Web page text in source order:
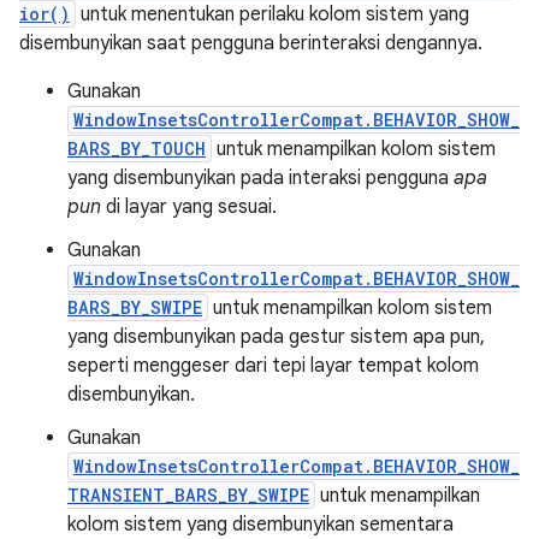
ior() untuk menentukan perilaku kolom sistem yang
disembunyikan saat pengguna berinteraksi dengannya.
Gunakan
WindowInsetsControllerCompat.BEHAVIOR_SHOW_
BARS_BY_TOUCH untuk menampilkan kolom sistem
yang disembunyikan pada interaksi pengguna apa
pun di layar yang sesuai.
Gunakan
WindowInsetsControllerCompat.BEHAVIOR_SHOW_
BARS_BY_SWIPE untuk menampilkan kolom sistem
yang disembunyikan pada gestur sistem apa pun,
seperti menggeser dari tepi layar tempat kolom
disembunyikan.
Gunakan
WindowInsetsControllerCompat.BEHAVIOR_SHOW_
TRANSIENT_BARS_BY_SWIPE untuk menampilkan
kolom sistem yang disembunyikan sementara